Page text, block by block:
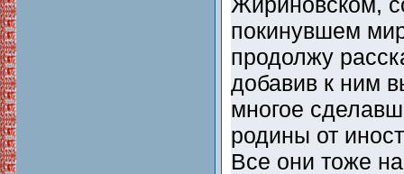
покинувшем
продолжу
добавив к ним
многое
родины от
Все они тоже